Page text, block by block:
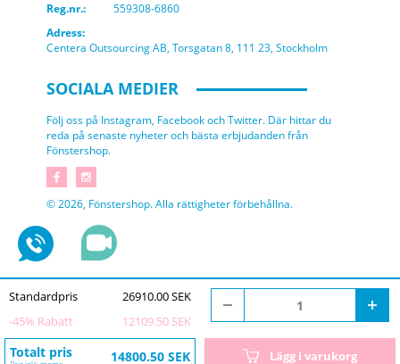
Standardpris
26910.00 SEK
-45% Rabatt 12109.50 SEK
Totalt pris 14800.50 SEK Lägg i varukorg
Reg.nr.:
559308-6860
Adress:
Centera Outsourcing AB, Torsgatan 8, 111 23, Stockholm
SOCIALA MEDIER
Följ oss på Instagram, Facebook och Twitter. Där hittar du
reda på senaste nyheter och bästa erbjudanden från
Fönstershop.
© 2026, Fönstershop. Alla rättigheter förbehållna.